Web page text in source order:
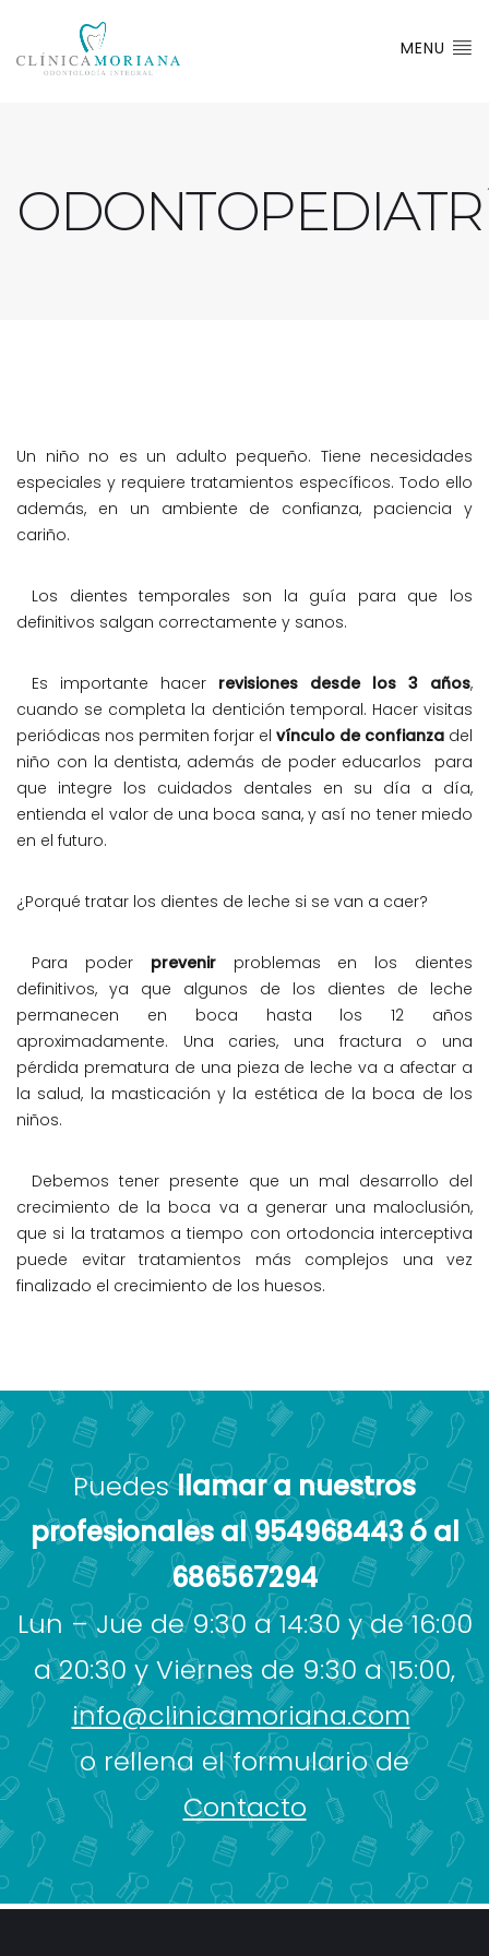
MENU
Un niño no es un adulto pequeño. Tiene necesidades
especiales y requiere tratamientos específicos. Todo ello
además, en un ambiente de confianza, paciencia y
cariño.
Los dientes temporales son la guía para que los
definitivos salgan correctamente y sanos.
Es importante hacer revisiones desde los 3 años,
cuando se completa la dentición temporal. Hacer visitas
periódicas nos permiten forjar el vínculo de confianza del
niño con la dentista, además de poder educarlos para
que integre los cuidados dentales en su día a día,
entienda el valor de una boca sana, y así no tener miedo
en el futuro.
¿Porqué tratar los dientes de leche si se van a caer?
Para poder prevenir problemas en los dientes
definitivos, ya que algunos de los dientes de leche
permanecen en boca hasta los 12 años
aproximadamente. Una caries, una fractura o una
pérdida prematura de una pieza de leche va a afectar a
la salud, la masticación y la estética de la boca de los
niños.
Debemos tener presente que un mal desarrollo del
crecimiento de la boca va a generar una maloclusión,
que si la tratamos a tiempo con ortodoncia interceptiva
puede evitar tratamientos más complejos una vez
finalizado el crecimiento de los huesos.
Puedesllamar a nuestros
profesionales al 954968443 ó al
686567294
Lun – Jue de 9:30 a 14:30 y de 16:00
a 20:30 y Viernes de 9:30 a 15:00,
info@clinicamoriana.com
o rellena el formulario de
Contacto